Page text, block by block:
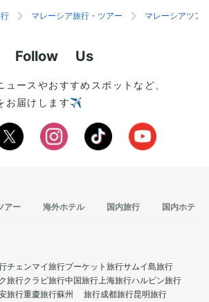
マレーシア旅行・ツアー マレーシアツア
Follow Us
ュースやおすすめスポットなど、
お届けします✈️
アー 海外ホテル 国内旅行 国内ホテル
チェンマイ旅行プーケット旅行サムイ島旅行
旅行クラビ旅行中国旅行上海旅行ハルビン旅行
旅行重慶旅行蘇州 旅行成都旅行昆明旅行